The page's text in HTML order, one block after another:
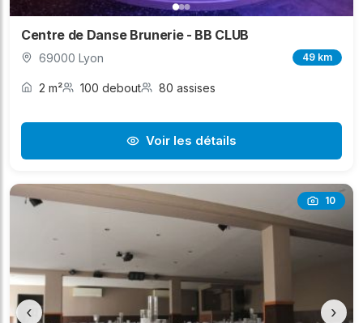
Centre de Danse Brunerie - BB CLUB
69000 Lyon 49 km
2 m² 100 debout 80 assises
Voir les détails
10
‹ ›